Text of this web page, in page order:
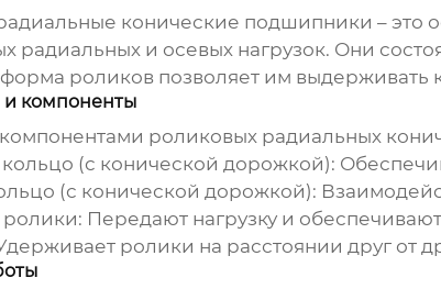
конические подшипники – это
радиальных и осевых нагрузок. Они
роликов позволяет им выдерживать
и компоненты
роликовых радиальных
(с конической дорожкой):
(с конической дорожкой):
Передают нагрузку и
ролики на расстоянии друг от